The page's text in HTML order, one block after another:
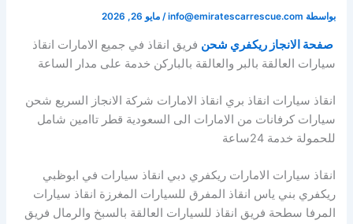
بواسطة info@emiratescarrescue.com
/مايو 26, 2026
صفحة الانجاز ريكفري شحن فريق انقاذ في جميع الامارات انقاذ
سيارات العالقة بالبر والعالقة بالباركن خدمة على مدار الساعة
انقاذ سيارات انقاذ بري انقاذ الامارات شركة الانجاز السريع شحن
سيارات كرفانات من الامارات الى السعودية قطر تاامين شامل
للحمولة خدمة 24ساعة
انقاذ سيارات الامارات ريكفري دبي انقاذ سيارات في ابوظبي
ريكفري بني ياس انقاذ المفرق للسيارات المغرزة انقاذ سيارات
المرفا سطحة فريق انقاذ للسيارات العالقة بالسبخ والرمال فريق